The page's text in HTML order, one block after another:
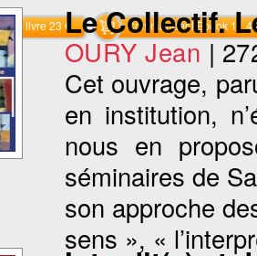
le livre 23 € Commander l'Ebook 11.4
Le Collectif.
OURY Jean |
Cet ouvrage,
en institution,
nous en
séminaires de
son approche
sens », «